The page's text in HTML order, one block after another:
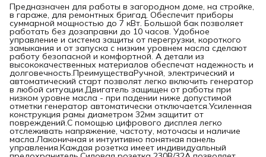
Предназначен для работы в загородном доме, на стройке,
в гараже, для ремонтных бригад. Обеспечит приборы
суммарной мощностью до 7 кВт. Большой бак позволяет
работать без дозаправки до 10 часов. Удобное
управление и система защиты от перегрузки, короткого
замыкания и от запуска с низким уровнем масла сделают
работу безопасной и комфортной. А детали из
высококачественных материалов обеспечат надежность и
долговечность.ПреимуществаРучной, электрический и
автоматический старт позволят легко включить генератор
в любой ситуации.Двигатель защищен от работы при
низком уровне масла - при падении ниже допустимой
отметки генератор автоматически отключается.Усиленная
конструкция рамы диаметром 32мм защитит от
повреждений.С помощью цифрового дисплея легко
отслеживать напряжение, частоту, моточасы и наличие
масла.Лаконичная и интуитивно понятная панель
управления.Каждая розетка имеет индивидуальный